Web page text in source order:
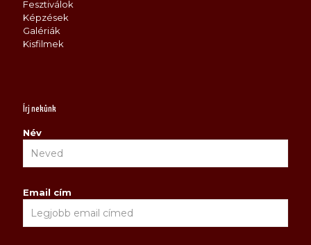
Fesztiválok
Képzések
Galériák
Kisfilmek
Írj nekünk
Név
Email cím